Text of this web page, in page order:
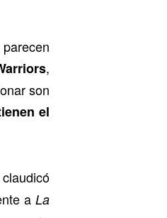
,
son
el
claudicó
a La